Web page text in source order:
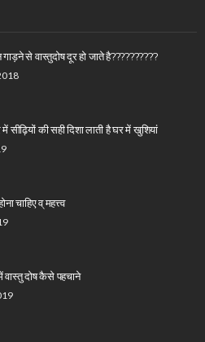
गाड़ने से वास्तुदोष दूर हो जाते है??????????
की सही दिशा लाती है घर में खुशियां
चाहिए व् महत्त्व
दोष कैसे पहचाने